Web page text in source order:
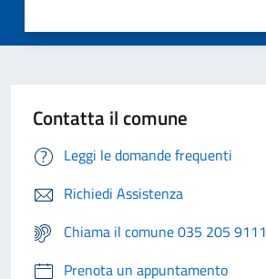
Contatta il comune
Leggi le domande frequenti
Richiedi Assistenza
Chiama il comune 035 205 9111
Prenota un appuntamento